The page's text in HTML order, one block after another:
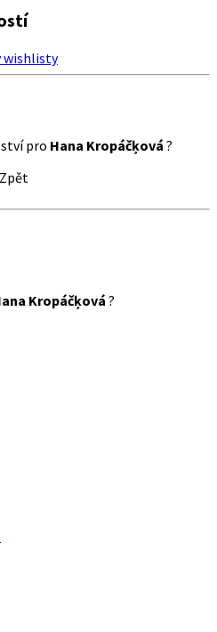
wishlisty
pro Hana Kropáčķová ?
Zpět
Kropáčķová?